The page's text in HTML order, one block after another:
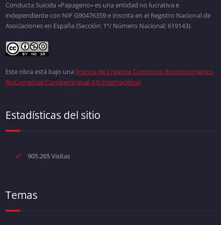
Conducta Suicida «Papageno» es una entidad no lucrativa e
independiente con NIF G90476359 e inscrita en el Registro Nacional de
Asociaciones en España (Sección: 1ª/ Número Nacional: 619143).
Este obra está bajo una licencia de Creative Commons Reconocimiento-
NoComercial-CompartirIgual 4.0 Internacional.
Estadísticas del sitio
905.265 Visitas
Temas